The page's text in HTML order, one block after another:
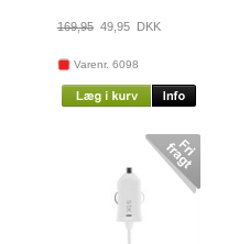
169,95 49,95DKK
Varenr. 6098